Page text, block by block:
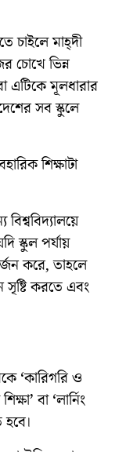
চাইলে মাহ্দী
চোখে ভিন্ন
এটিকে মূলধারার
সব স্কুলে
শিক্ষাটা
স্কুল পর্যায়
করে, তাহলে
সৃষ্টি করতে এবং
‘কারিগরি ও
বা ‘লার্নিং